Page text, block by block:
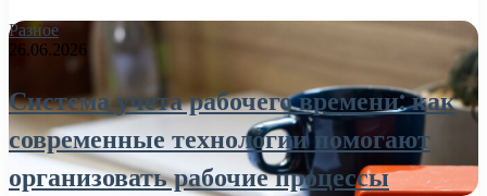
Разное
26.06.2026
Система учета рабочего времени: как
современные технологии помогают
организовать рабочие процессы